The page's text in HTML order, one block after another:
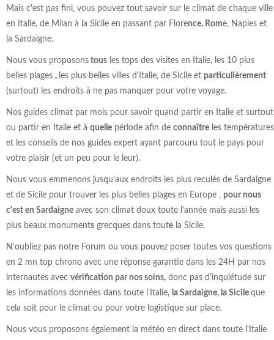
Mais c'est pas fini, vous pouvez tout savoir sur le climat de chaque ville
en Italie, de Milan à la Sicile en passant par Florence, Rome, Naples et
la Sardaigne.
Nous vous proposons tous les tops des visites en Italie, les 10 plus
belles plages , les plus belles villes d'Italie, de Sicile et particulièrement
(surtout) les endroits à ne pas manquer pour votre voyage.
Nos guides climat par mois pour savoir quand partir en Italie et surtout
ou partir en Italie et à quelle période afin de connaître les températures
et les conseils de nos guides expert ayant parcouru tout le pays pour
votre plaisir (et un peu pour le leur).
Nous vous emmenons jusqu'aux endroits les plus reculés de Sardaigne
et de Sicile pour trouver les plus belles plages en Europe , pour nous
c'est en Sardaigne avec son climat doux toute l'année mais aussi les
plus beaux monuments grecques dans toute la Sicile.
N'oubliez pas notre Forum ou vous pouvez poser toutes vos questions
en 2 mn top chrono avec une réponse garantie dans les 24H par nos
internautes avec vérification par nos soins, donc pas d'inquiétude sur
les informations données dans toute l'Italie, la Sardaigne, la Sicile que
cela soit pour le climat ou pour votre logistique sur place.
Nous vous proposons également la météo en direct dans toute l'Italie